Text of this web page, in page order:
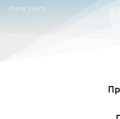
Мапа сайту